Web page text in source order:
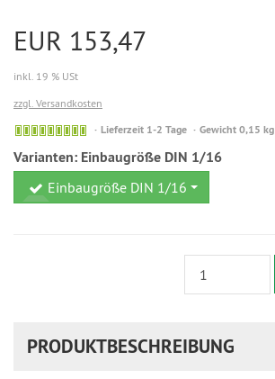
EUR 153,47
inkl. 19 % USt
zzgl. Versandkosten
Sofort
ausreichende
Lieferzeit 1-2 Tage Gewicht 0,15 kg
Varianten: Einbaugröße DIN 1/16
Einbaugröße DIN 1/16
PRODUKTBESCHREIBUNG